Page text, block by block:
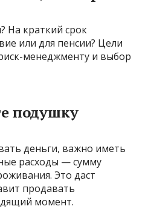
На краткий срок
или для пенсии? Цели
менеджменту и выбор
подушку
деньги, важно иметь
расходы — сумму
Это даст
продавать
момент.